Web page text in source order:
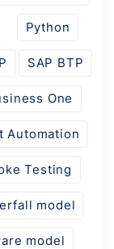
Python
SAP BTP
One
Automation
Testing
model
model